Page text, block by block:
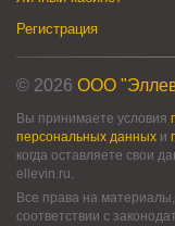
Регистрация
© 2026 ООО
Вы принимаете условия
персональных данных и
когда оставляете свои
ellevin.ru.
Все права на
соответствии с